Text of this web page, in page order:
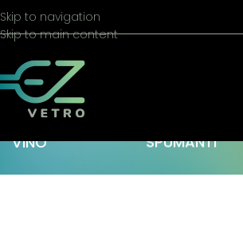
Skip to navigation
Skip to main content
VINO SPUMANTI